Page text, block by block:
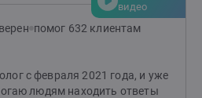
глубокие изменения в
недостаток - мне не
ради денег. И не буду
сами.Приглашаю тех,
свою жизнь лучше.
видео
помог 632 клиентам
с февраля 2021 года, и уже
людям находить ответы